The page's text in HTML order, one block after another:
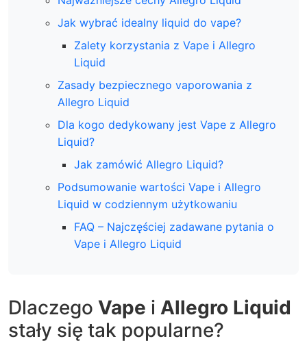
Jak wybrać idealny liquid do vape?
Zalety korzystania z Vape i Allegro
Liquid
Zasady bezpiecznego vaporowania z
Allegro Liquid
Dla kogo dedykowany jest Vape z Allegro
Liquid?
Jak zamówić Allegro Liquid?
Podsumowanie wartości Vape i Allegro
Liquid w codziennym użytkowaniu
FAQ – Najczęściej zadawane pytania o
Vape i Allegro Liquid
Dlaczego Vape i Allegro Liquid
stały się tak popularne?